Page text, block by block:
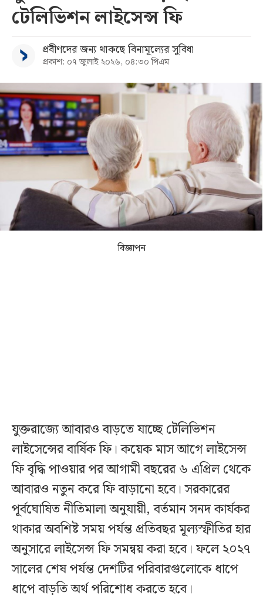
বিভাগ
আর্কাইভ
কনভার্টার
টেলিভিশন লাইসেন্স ফি
প্রবীণদের জন্য থাকছে বিনামূল্যের সুবিধা
প্রকাশ: ০৭ জুলাই ২০২৬, ০৪:৩০ পিএম
বিজ্ঞাপন
যুক্তরাজ্যে আবারও বাড়তে যাচ্ছে টেলিভিশন
লাইসেন্সের বার্ষিক ফি। কয়েক মাস আগে লাইসেন্স
ফি বৃদ্ধি পাওয়ার পর আগামী বছরের ৬ এপ্রিল থেকে
আবারও নতুন করে ফি বাড়ানো হবে। সরকারের
পূর্বঘোষিত নীতিমালা অনুযায়ী, বর্তমান সনদ কার্যকর
থাকার অবশিষ্ট সময় পর্যন্ত প্রতিবছর মূল্যস্ফীতির হার
অনুসারে লাইসেন্স ফি সমন্বয় করা হবে। ফলে ২০২৭
সালের শেষ পর্যন্ত দেশটির পরিবারগুলোকে ধাপে
ধাপে বাড়তি অর্থ পরিশোধ করতে হবে।